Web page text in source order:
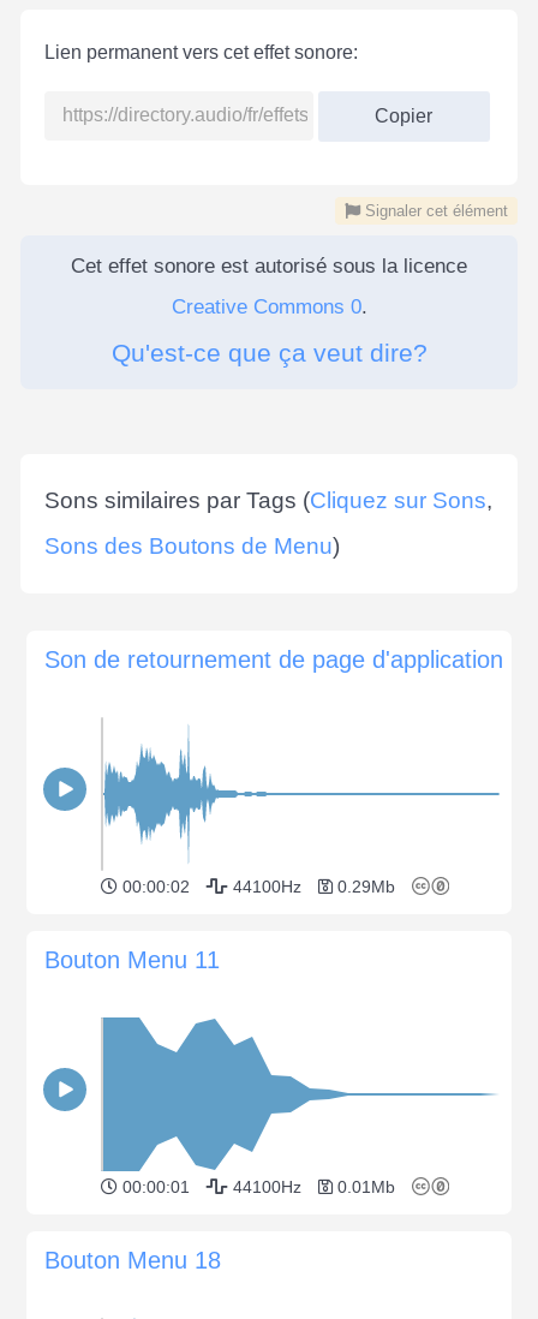
Lien permanent vers cet effet sonore:
Copier
Signaler cet élément
Cet effet sonore est autorisé sous la licence
Creative Commons 0.
Qu'est-ce que ça veut dire?
Sons similaires par Tags (Cliquez sur Sons,
Sons des Boutons de Menu)
Son de retournement de page d'application
00:00:02 44100Hz 0.29Mb
Bouton Menu 11
00:00:01 44100Hz 0.01Mb
Bouton Menu 18